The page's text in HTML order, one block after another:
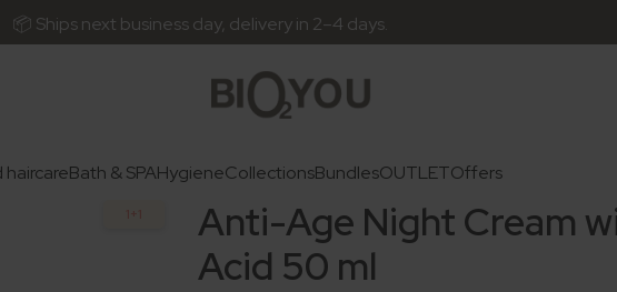
business day, delivery in 2–4 days.
haircareBath & SPAHygieneCollectionsBundlesOUTLETOffers
Anti-Age Night Cream
Acid 50 ml